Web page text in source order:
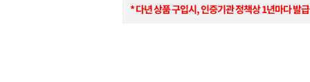
* 다년 상품 구입시, 인증기관 정책상 1년마다 발